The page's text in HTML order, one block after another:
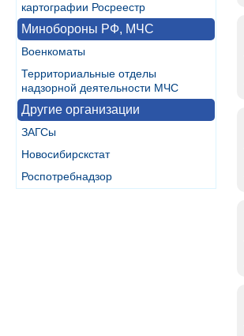
картографии Росреестр
Минобороны РФ, МЧС
Военкоматы
Территориальные отделы
надзорной деятельности МЧС
Другие организации
ЗАГСы
Новосибирскстат
Роспотребнадзор